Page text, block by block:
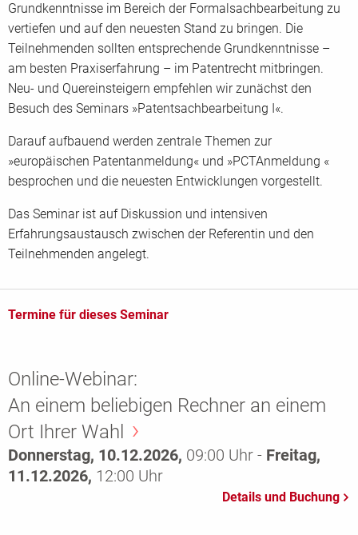
Grundkenntnisse im Bereich der Formalsachbearbeitung zu
vertiefen und auf den neuesten Stand zu bringen. Die
Teilnehmenden sollten entsprechende Grundkenntnisse –
am besten Praxiserfahrung – im Patentrecht mitbringen.
Neu- und Quereinsteigern empfehlen wir zunächst den
Besuch des Seminars »Patentsachbearbeitung I«.
Darauf aufbauend werden zentrale Themen zur
»europäischen Patentanmeldung« und »PCTAnmeldung «
besprochen und die neuesten Entwicklungen vorgestellt.
Das Seminar ist auf Diskussion und intensiven
Erfahrungsaustausch zwischen der Referentin und den
Teilnehmenden angelegt.
Termine für dieses Seminar
Online-Webinar:
An einem beliebigen Rechner an einem
Ort Ihrer Wahl
Donnerstag, 10.12.2026, 09:00 Uhr - Freitag,
11.12.2026, 12:00 Uhr